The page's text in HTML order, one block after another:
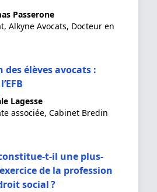
Passerone
Alkyne Avocats, Docteur en
élèves avocats :
Lagesse
associée, Cabinet Bredin
t-il une plus-
de la profession
social ?